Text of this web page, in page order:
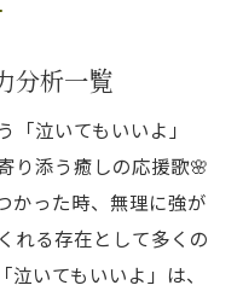
分析一覧
泣いてもいいよ」
り添う癒しの応援歌🌸
かった時、無理に強が
れる存在として多くの
いてもいいよ」は、